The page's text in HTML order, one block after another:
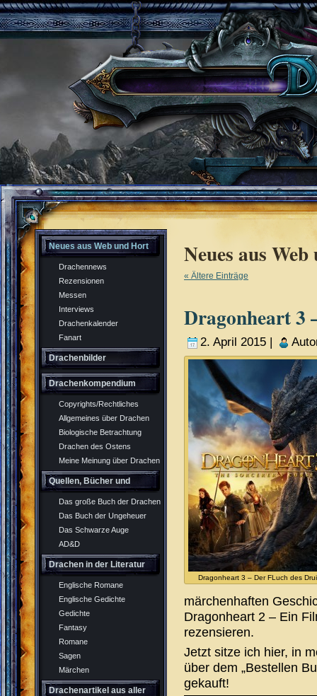
Neues aus Web und Hort
Drachennews
Rezensionen
Messen
Interviews
Drachenkalender
Fanart
Drachenbilder
Drachenkompendium
Copyrights/Rechtliches
Allgemeines über Drachen
Biologische Betrachtung
Drachen des Ostens
Meine Meinung über Drachen
Quellen, Bücher und
Rollenspiel
Das große Buch der Drachen
Das Buch der Ungeheuer
Das Schwarze Auge
AD&D
Drachen in der Literatur
Englische Romane
Englische Gedichte
Gedichte
Fantasy
Romane
Sagen
Märchen
Drachenartikel aus aller
Neues aus
« Ältere Einträge
Dragonheart 3
2. April 2015 |
Dragonheart 3 – Der FLuch des
märchenhaften
Dragonheart 2 – Ein
rezensieren.
Jetzt sitze ich hier, in
über dem „Bestellen
gekauft!